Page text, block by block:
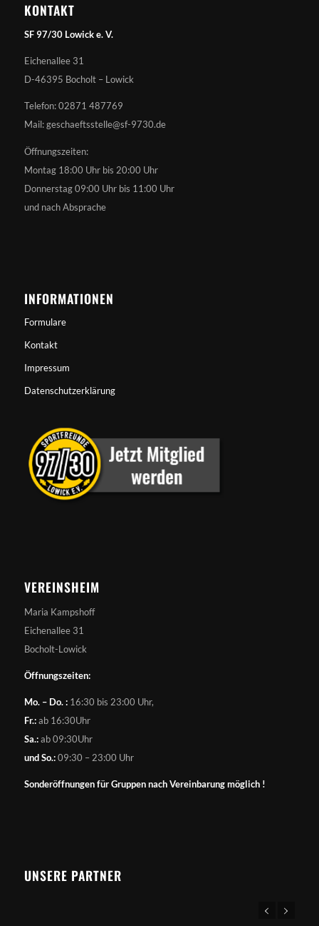
KONTAKT
SF 97/30 Lowick e. V.
Eichenallee 31
D-46395 Bocholt – Lowick
Telefon: 02871 487769
Mail: geschaeftsstelle@sf-9730.de
Öffnungszeiten:
Montag 18:00 Uhr bis 20:00 Uhr
Donnerstag 09:00 Uhr bis 11:00 Uhr
und nach Absprache
INFORMATIONEN
Formulare
Kontakt
Impressum
Datenschutzerklärung
VEREINSHEIM
Maria Kampshoff
Eichenallee 31
Bocholt-Lowick
Öffnungszeiten:
Mo. – Do. :16:30 bis 23:00 Uhr,
Fr.:ab 16:30Uhr
Sa.:ab 09:30Uhr
und So.:09:30 – 23:00 Uhr
Sonderöffnungen für Gruppen nach Vereinbarung möglich !
UNSERE PARTNER